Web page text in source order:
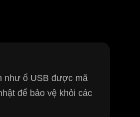
như ổ USB được mã
để bảo vệ khỏi các